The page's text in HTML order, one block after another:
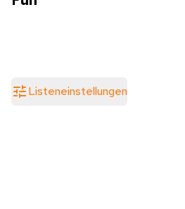
Listeneinstellungen